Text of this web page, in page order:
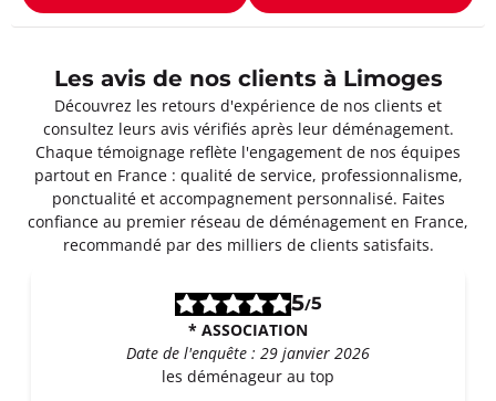
Les avis de nos clients à Limoges
Découvrez les retours d'expérience de nos clients et
consultez leurs avis vérifiés après leur déménagement.
Chaque témoignage reflète l'engagement de nos équipes
partout en France : qualité de service, professionnalisme,
ponctualité et accompagnement personnalisé. Faites
confiance au premier réseau de déménagement en France,
recommandé par des milliers de clients satisfaits.
5/5
* ASSOCIATION
Date de l'enquête : 29 janvier 2026
les déménageur au top